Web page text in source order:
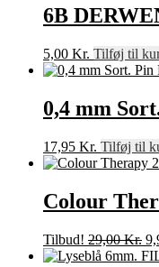
6B
5,00 Kr. Tilføj til
0,4 mm
17,95 Kr. Tilføj til
Colour
Tilbud! 29,00Kr.